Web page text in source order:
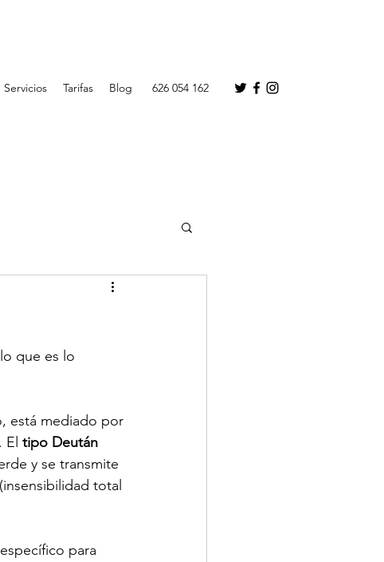
Servicios Tarifas Blog 626 054 162
que es lo
está mediado por
tipo Deután
y se transmite
total
para